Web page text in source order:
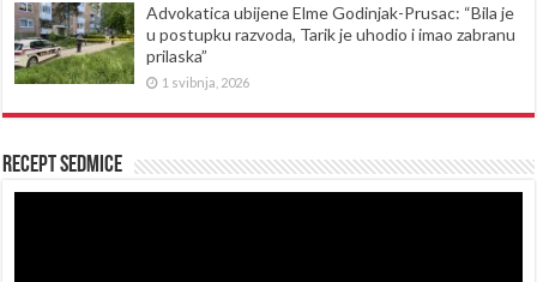
Advokatica ubijene Elme Godinjak-Prusac: “Bila je
u postupku razvoda, Tarik je uhodio i imao zabranu
prilaska”
1 svibnja, 2026
Recept sedmice